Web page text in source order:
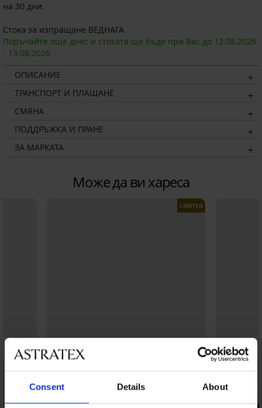
Consent Details About
на 30 дни.
Стока за изпращане ВЕДНАГА
Поръчайте още днес и стоката ще бъде при Вас до 12.08.2026
- 13.08.2026
ОПИСАНИЕ
ТРАНСПОРТ И ПЛАЩАНЕ
СМЯНА
ПОДДРЪЖКА И ПРАНЕ
ЗА МАРКАТА
Може да ви хареса
LIMITED